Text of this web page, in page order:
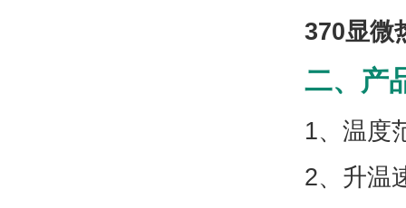
370显微
二、产
1、温度
2、升温